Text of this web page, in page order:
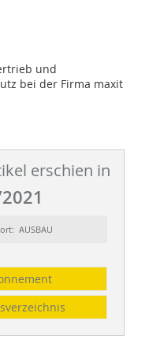
und
bei der Firma maxit
erschien in
AUSBAU